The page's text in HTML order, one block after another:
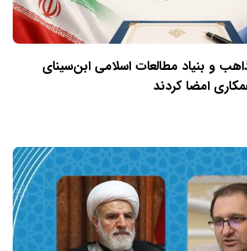
و بنیاد مطالعات اسلامی ابن‌سینای
امضا کردند